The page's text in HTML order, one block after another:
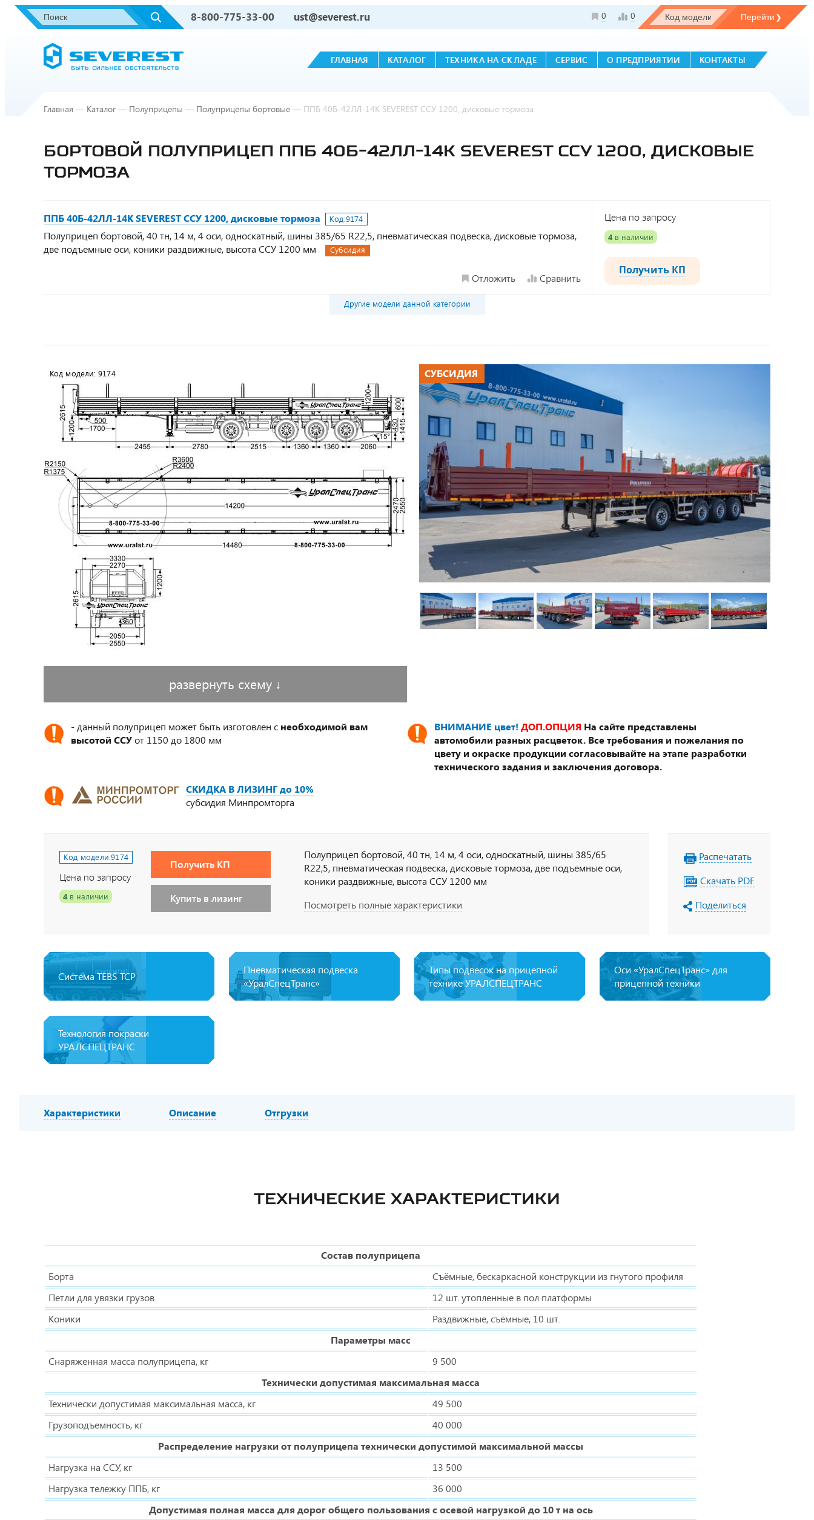
8-800-775-33-00 ust@severest.ru 0 0
ГЛАВНАЯ КАТАЛОГ ТЕХНИКА НА СКЛАДЕ СЕРВИС О ПРЕДПРИЯТИИ КОНТАКТЫ
Главная — Каталог — Полуприцепы — Полуприцепы бортовые — ППБ 40Б-42ЛЛ-14К SEVEREST ССУ 1200, дисковые тормоза
БОРТОВОЙ ПОЛУПРИЦЕП ППБ 40Б-42ЛЛ-14К SEVEREST ССУ 1200, ДИСКОВЫЕ
ТОРМОЗА
ППБ 40Б-42ЛЛ-14К SEVEREST ССУ 1200, дисковые тормоза Код:9174
Полуприцеп бортовой, 40 тн, 14 м, 4 оси, односкатный, шины 385/65 R22,5, пневматическая подвеска, дисковые тормоза,
две подъемные оси, коники раздвижные, высота ССУ 1200 мм
Субсидия
Отложить Сравнить
Цена по запросу
4 в наличии
Получить КП
Другие модели данной категории
развернуть схему ↓
СУБСИДИЯ
- данный полуприцеп может быть изготовлен с необходимой вам
высотой ССУот 1150 до 1800 мм
ВНИМАНИЕ цвет! ДОП.ОПЦИЯ На сайте представлены
автомобили разных расцветок. Все требования и пожелания по
цвету и окраске продукции согласовывайте на этапе разработки
технического задания и заключения договора.
СКИДКА В ЛИЗИНГ до 10%
субсидия Минпромторга
Код модели:9174
Цена по запросу
4 в наличии
Получить КП
Купить в лизинг
Полуприцеп бортовой, 40 тн, 14 м, 4 оси, односкатный, шины 385/65
R22,5, пневматическая подвеска, дисковые тормоза, две подъемные оси,
коники раздвижные, высота ССУ 1200 мм
Посмотреть полные характеристики
Распечатать
Скачать PDF
Поделиться
Система TEBS ТСР
Пневматическая подвеска
«УралСпецТранс»
Типы подвесок на прицепной
технике УРАЛСПЕЦТРАНС
Оси «УралСпецТранс» для
прицепной техники
Технология покраски
УРАЛСПЕЦТРАНС
Характеристики Описание Отгрузки
ТЕХНИЧЕСКИЕ ХАРАКТЕРИСТИКИ
Состав полуприцепа
Борта
Съёмные, бескаркасной конструкции из гнутого профиля
Петли для увязки грузов
12 шт. утопленные в пол платформы
Коники
Раздвижные, съёмные, 10 шт.
Параметры масс
Снаряженная масса полуприцепа, кг
9 500
Технически допустимая максимальная масса
Технически допустимая максимальная масса, кг
49 500
Грузоподъемность, кг
40 000
Распределение нагрузки от полуприцепа технически допустимой максимальной массы
Нагрузка на ССУ, кг
13 500
Нагрузка тележку ППБ, кг
36 000
Допустимая полная масса для дорог общего пользования с осевой нагрузкой до 10 т на ось